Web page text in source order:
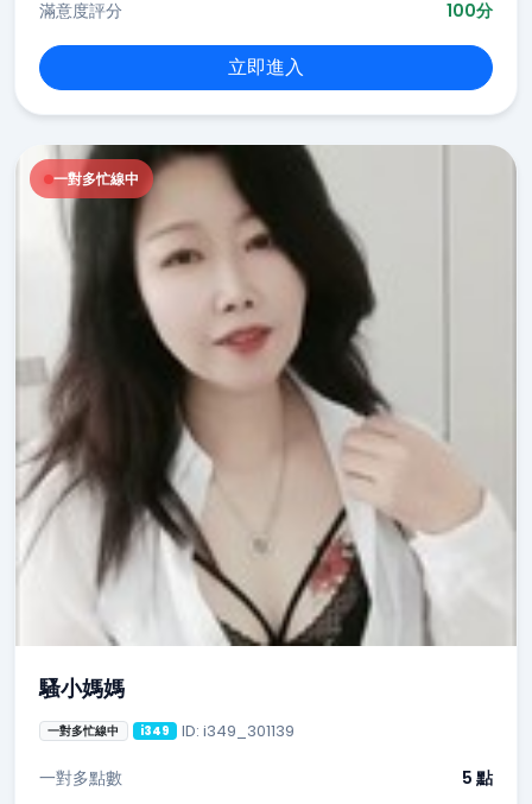
滿意度評分
100分
立即進入
一對多忙線中
騷小媽媽
一對多忙線中 i349 ID: i349_301139
一對多點數 5 點